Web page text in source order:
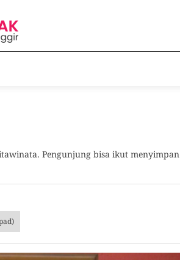
Pengunjung bisa ikut menyimpan